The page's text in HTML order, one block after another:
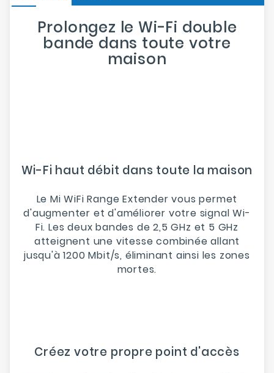
Prolongez le Wi-Fi double
bande dans toute votre
maison
Wi-Fi haut débit dans toute la maison
Le Mi WiFi Range Extender vous permet
d'augmenter et d'améliorer votre signal Wi-
Fi. Les deux bandes de 2,5 GHz et 5 GHz
atteignent une vitesse combinée allant
jusqu'à 1200 Mbit/s, éliminant ainsi les zones
mortes.
Créez votre propre point d'accès